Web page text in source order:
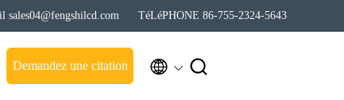
sales04@fengshilcd.com TéLéPHONE 86-755-2324-5643
Demandez une citation  